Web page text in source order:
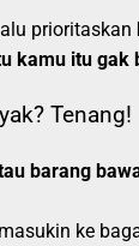
prioritaskan
kamu itu gak
Tenang!
barang
ke